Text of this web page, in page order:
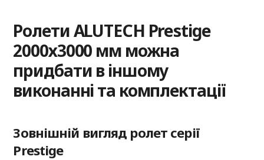
Ролети ALUTECH Prestige
2000х3000 мм можна
придбати в іншому
виконанні та комплектації
Зовнішній вигляд ролет серії
Prestige